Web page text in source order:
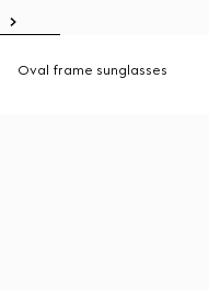
Oval frame sunglasses